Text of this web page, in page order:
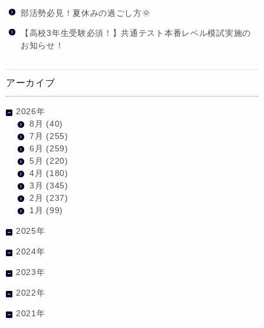
部活勢必見！夏休みの過ごし方🌞
【高校3年生受験必須！】共通テスト本番レベル模試実施の
お知らせ！
アーカイブ
2026年
8月 (40)
7月 (255)
6月 (259)
5月 (220)
4月 (180)
3月 (345)
2月 (237)
1月 (99)
2025年
2024年
2023年
2022年
2021年